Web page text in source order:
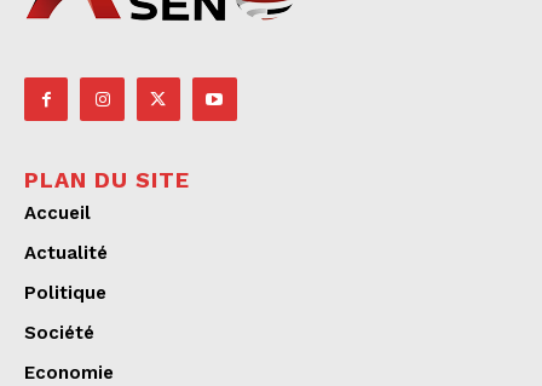
PLAN DU SITE
Accueil
Actualité
Politique
Société
Economie